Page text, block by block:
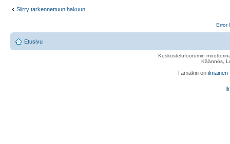
Siirry tarkennettuun hakuun
Error
Etusivu
Keskustelufoorumin
Käännös,
Tämäkin on ilmainen